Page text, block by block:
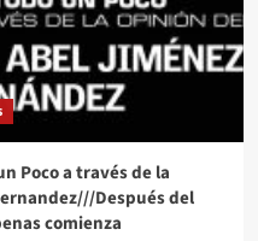
Poco a través de la
Después del
comienza